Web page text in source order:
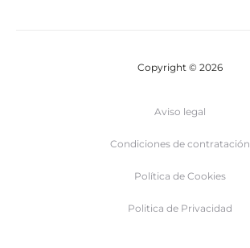
Copyright © 2026
Aviso legal
Condiciones de contratación
Política de Cookies
Politica de Privacidad